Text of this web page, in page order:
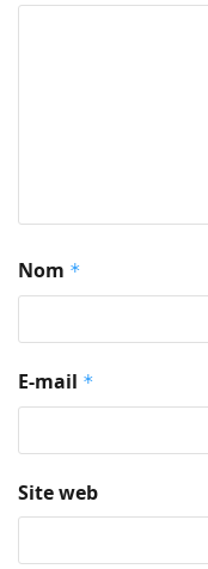
Nom *
E-mail *
Site web